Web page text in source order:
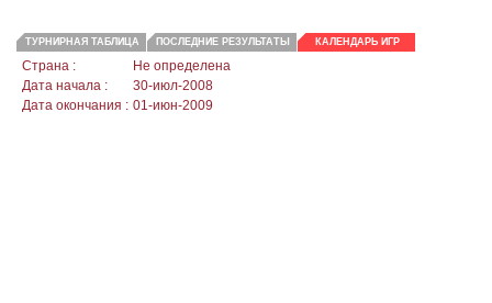
ТУРНИРНАЯ ТАБЛИЦА ПОСЛЕДНИЕ РЕЗУЛЬТАТЫ КАЛЕНДАРЬ ИГР
Страна :
Не определена
Дата начала :
30-июл-2008
Дата окончания : 01-июн-2009